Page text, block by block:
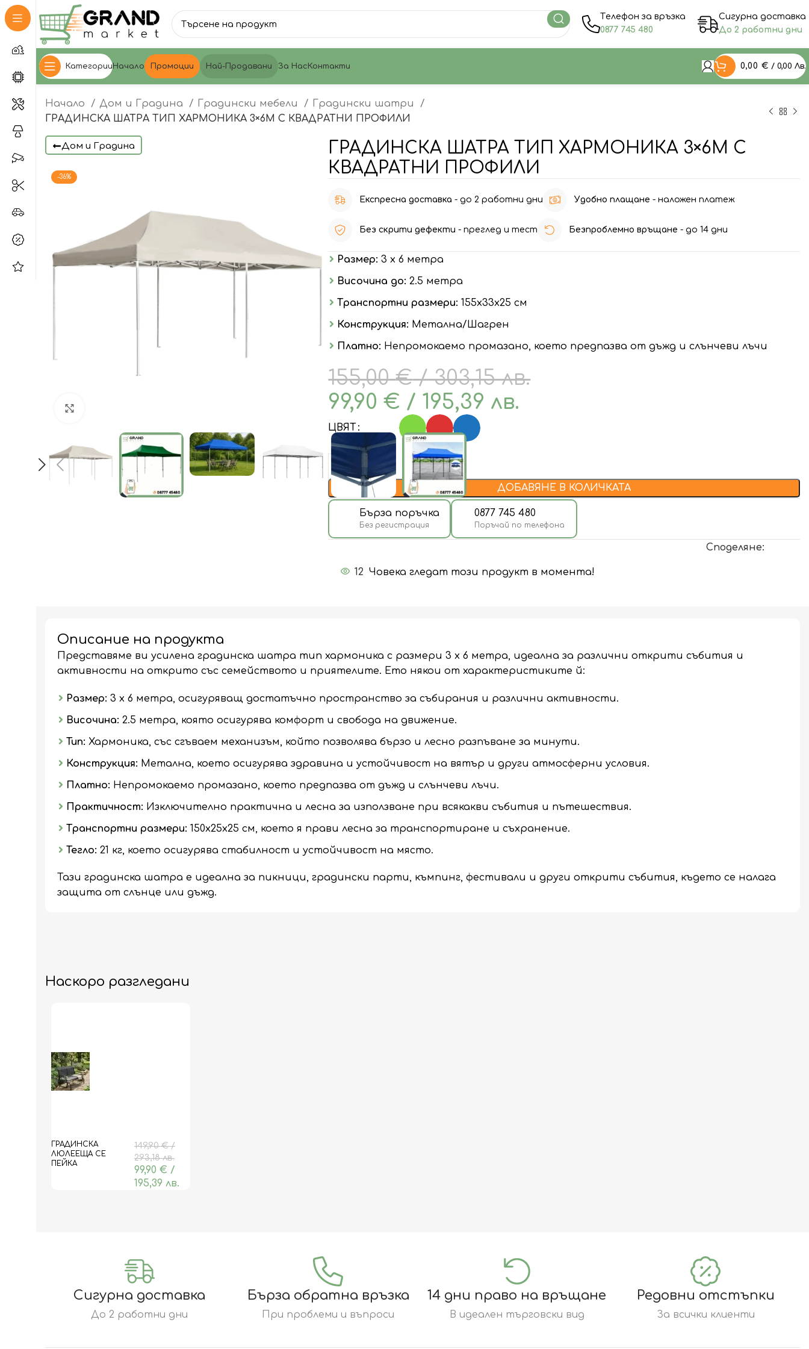
Tелефон за връзка
0877 745 480
Сигурна доставка
До 2 работни дни
КатегорииНачало Промоции Най-Продавани За Нас Контакти 0,00 € / 0,00 Лв.
Начало Дом и Градина Градински мебели
Градински шатри
ГРАДИНСКА ШАТРА ТИП ХАРМОНИКА 3×6М С КВАДРАТНИ ПРОФИЛИ
Дом и Градина
-36%
ГРАДИНСКА ШАТРА ТИП ХАРМОНИКА 3×6М С
КВАДРАТНИ ПРОФИЛИ
Експресна доставка - до 2 работни дни Удобно плащане - наложен платеж
Без скрити дефекти - преглед и тест Безпроблемно връщане - до 14 дни
Размер: 3 х 6 метра
Височина до: 2.5 метра
Транспортни размери: 155х33х25 см
Конструкция: Метална/Шагрен
Платно: Непромокаемо промазано, което предпазва от дъжд и слънчеви лъчи
155,00€/ 303,15 лв.
99,90€ / 195,39 лв.
ЦВЯТ
ДОБАВЯНЕ В КОЛИЧКАТА
Бърза поръчка
Без регистрация
0877 745 480
Поръчай по телефона
Споделяне:
12 Човека гледат този продукт в момента!
Описание на продукта
Представяме ви усилена градинска шатра тип хармоника с размери 3 х 6 метра, идеална за различни открити събития и
активности на открито със семейството и приятелите. Ето някои от характеристиките й:
Размер: 3 х 6 метра, осигуряващ достатъчно пространство за събирания и различни активности.
Височина: 2.5 метра, която осигурява комфорт и свобода на движение.
Тип: Хармоника, със сгъваем механизъм, който позволява бързо и лесно разпъване за минути.
Конструкция: Метална, което осигурява здравина и устойчивост на вятър и други атмосферни условия.
Платно: Непромокаемо промазано, което предпазва от дъжд и слънчеви лъчи.
Практичност: Изключително практична и лесна за използване при всякакви събития и пътешествия.
Транспортни размери: 150х25х25 см, което я прави лесна за транспортиране и съхранение.
Тегло: 21 кг, което осигурява стабилност и устойчивост на място.
Тази градинска шатра е идеална за пикници, градински парти, къмпинг, фестивали и други открити събития, където се налага
защита от слънце или дъжд.
Наскоро разгледани
ГРАДИНСКА
ЛЮЛЕЕЩА СЕ
ПЕЙКА
149,90€/
293,18 лв.
99,90 € /
195,39 лв.
Сигурна доставка
До 2 работни дни
Бърза обратна връзка
При проблеми и въпроси
14 дни право на връщане
В идеален търговски вид
Редовни отстъпки
За всички клиенти